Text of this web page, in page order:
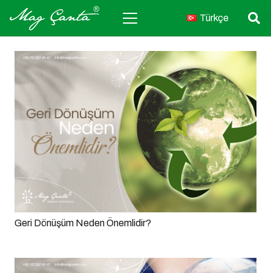
Türkçe
Geri Dönüşüm Neden Önemlidir?